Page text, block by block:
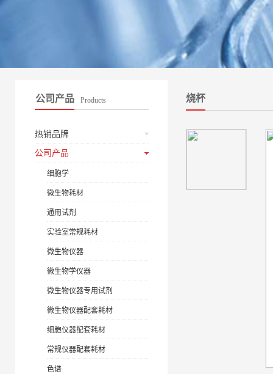
公司产品 Products
热销品牌
公司产品
细胞学
微生物耗材
通用试剂
实验室常规耗材
微生物仪器
微生物学仪器
微生物仪器专用试剂
微生物仪器配套耗材
细胞仪器配套耗材
常规仪器配套耗材
色谱
烧杯